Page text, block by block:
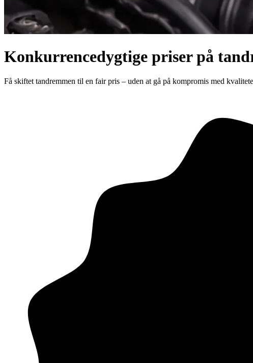
Konkurrencedygtige priser på
Få skiftet tandremmen til en fair pris – uden at gå på kompromis med